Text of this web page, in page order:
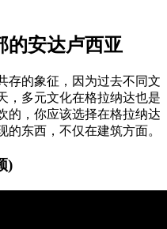
的安达卢西亚
存的象征，因为过去不同文
，多元文化在格拉纳达也是
的，你应该选择在格拉纳达
东西，不仅在建筑方面。
)